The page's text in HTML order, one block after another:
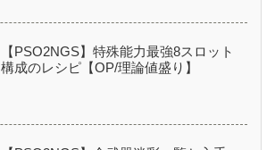
【PSO2NGS】特殊能力最強8スロット
構成のレシピ【OP/理論値盛り】